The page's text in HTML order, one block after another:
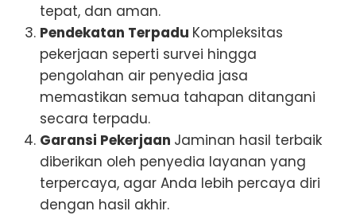
tepat, dan aman.
Pendekatan Terpadu Kompleksitas
pekerjaan seperti survei hingga
pengolahan air penyedia jasa
memastikan semua tahapan ditangani
secara terpadu.
Garansi Pekerjaan Jaminan hasil terbaik
diberikan oleh penyedia layanan yang
terpercaya, agar Anda lebih percaya diri
dengan hasil akhir.